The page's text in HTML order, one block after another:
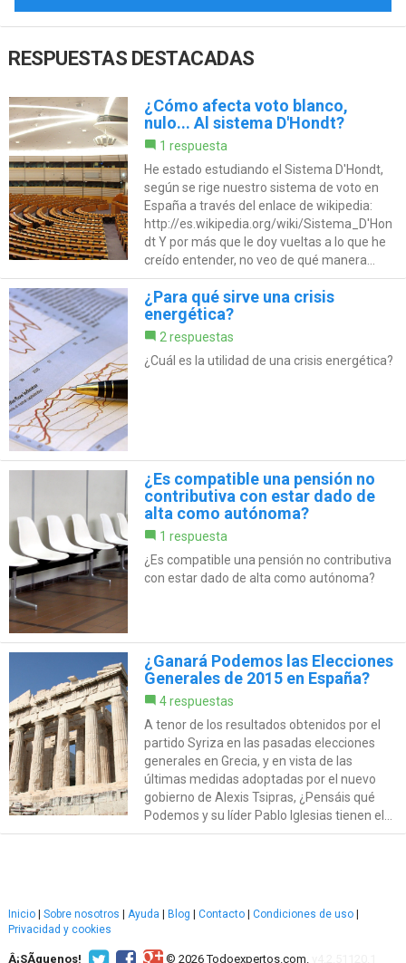
RESPUESTAS DESTACADAS
¿Cómo afecta voto blanco,
nulo... Al sistema D'Hondt?
1 respuesta
He estado estudiando el Sistema D'Hondt,
según se rige nuestro sistema de voto en
España a través del enlace de wikipedia:
http://es.wikipedia.org/wiki/Sistema_D'Hon
dt Y por más que le doy vueltas a lo que he
creído entender, no veo de qué manera...
¿Para qué sirve una crisis
energética?
2 respuestas
¿Cuál es la utilidad de una crisis energética?
¿Es compatible una pensión no
contributiva con estar dado de
alta como autónoma?
1 respuesta
¿Es compatible una pensión no contributiva
con estar dado de alta como autónoma?
¿Ganará Podemos las Elecciones
Generales de 2015 en España?
4 respuestas
A tenor de los resultados obtenidos por el
partido Syriza en las pasadas elecciones
generales en Grecia, y en vista de las
últimas medidas adoptadas por el nuevo
gobierno de Alexis Tsipras, ¿Pensáis qué
Podemos y su líder Pablo Iglesias tienen el...
Inicio | Sobre nosotros | Ayuda | Blog | Contacto | Condiciones de uso |
Privacidad y cookies
Â¡SÃ­guenos! © 2026 Todoexpertos.com.